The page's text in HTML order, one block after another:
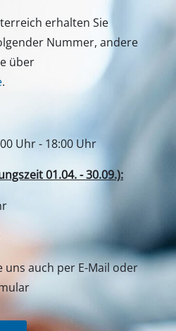
erhalten Sie
Nummer, andere
über
.
Uhr - 18:00 Uhr
01.04. - 30.09.):
auch per E-Mail oder